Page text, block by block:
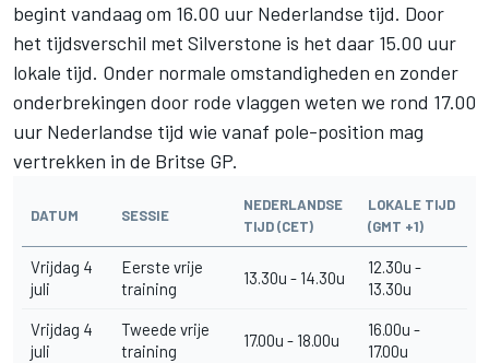
begint vandaag om 16.00 uur Nederlandse tijd. Door
het tijdsverschil met Silverstone is het daar 15.00 uur
lokale tijd. Onder normale omstandigheden en zonder
onderbrekingen door rode vlaggen weten we rond 17.00
uur Nederlandse tijd wie vanaf pole-position mag
vertrekken in de Britse GP.
DATUM SESSIE
NEDERLANDSE
TIJD (CET)
LOKALE TIJD
(GMT +1)
Vrijdag 4
juli
Eerste vrije
training
13.30u - 14.30u
12.30u -
13.30u
Vrijdag 4
juli
Tweede vrije
training
17.00u - 18.00u
16.00u -
17.00u